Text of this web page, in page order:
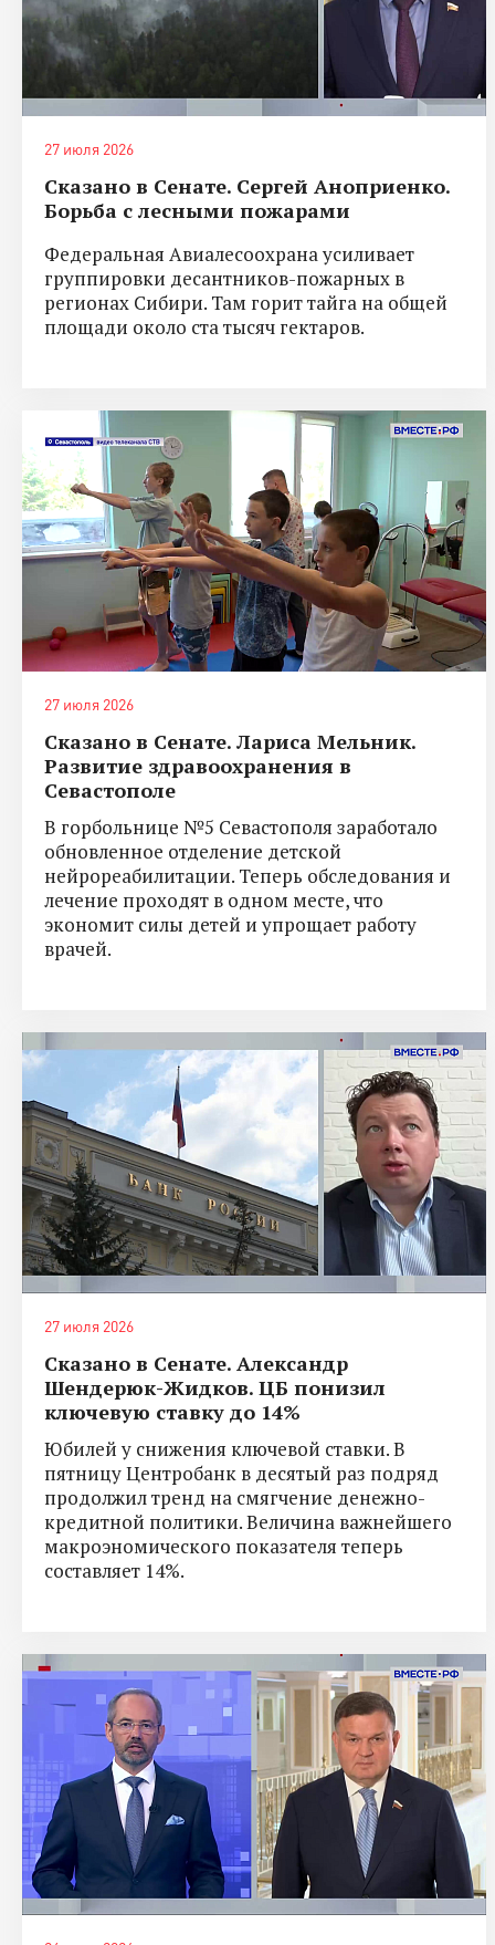
27 июля 2026
Сказано в Сенате. Сергей Аноприенко.
Борьба с лесными пожарами
Федеральная Авиалесоохрана усиливает
группировки десантников-пожарных в
регионах Сибири. Там горит тайга на общей
площади около ста тысяч гектаров.
27 июля 2026
Сказано в Сенате. Лариса Мельник.
Развитие здравоохранения в
Севастополе
В горбольнице №5 Севастополя заработало
обновленное отделение детской
нейрореабилитации. Теперь обследования и
лечение проходят в одном месте, что
экономит силы детей и упрощает работу
врачей.
27 июля 2026
Сказано в Сенате. Александр
Шендерюк-Жидков. ЦБ понизил
ключевую ставку до 14%
Юбилей у снижения ключевой ставки. В
пятницу Центробанк в десятый раз подряд
продолжил тренд на смягчение денежно-
кредитной политики. Величина важнейшего
макроэномического показателя теперь
составляет 14%.